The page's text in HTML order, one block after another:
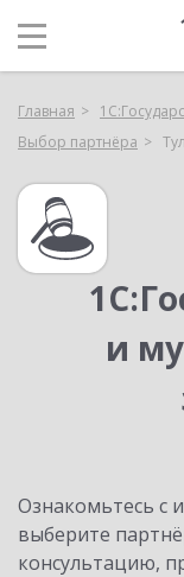
Главная
Выбор партнёра
и
Ознакомьтесь с
выберите
консультацию,